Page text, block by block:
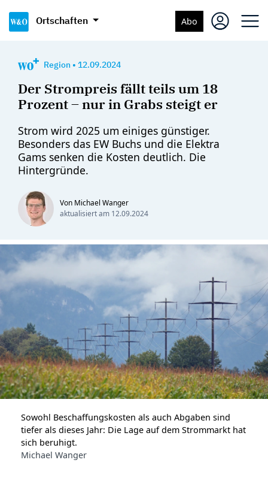
Ortschaften Abo
Region • 12.09.2024
Der Strompreis fällt teils um 18
Prozent – nur in Grabs steigt er
Strom wird 2025 um einiges günstiger.
Besonders das EW Buchs und die Elektra
Gams senken die Kosten deutlich. Die
Hintergründe.
Von Michael Wanger
aktualisiert am 12.09.2024
Sowohl Beschaffungskosten als auch Abgaben sind
tiefer als dieses Jahr: Die Lage auf dem Strommarkt hat
sich beruhigt.
Michael Wanger